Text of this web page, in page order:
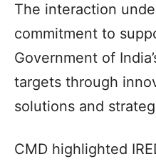
The interaction
commitment to
Government of
targets through
solutions and
CMD highlighted